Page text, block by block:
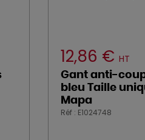
12,86 € HT
Gant anti-
bleu Taille
Mapa
Réf : E1024748